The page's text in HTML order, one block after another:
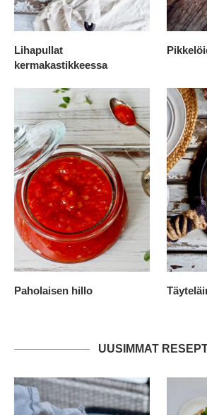
Lihapullat
kermakastikkeessa
Paholaisen hillo
UUSIMMAT